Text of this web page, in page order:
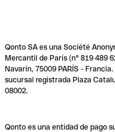
Qonto SA es una Société
Mercantil de París (n° 819 489
Navarin, 75009 PARÍS -
sucursal registrada Plaza
08002.
Qonto es una entidad de pago